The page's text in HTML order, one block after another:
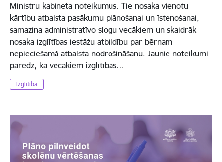
Ministru kabineta noteikumus. Tie nosaka vienotu
kārtību atbalsta pasākumu plānošanai un īstenošanai,
samazina administratīvo slogu vecākiem un skaidrāk
nosaka izglītības iestāžu atbildību par bērnam
nepieciešamā atbalsta nodrošināšanu. Jaunie noteikumi
paredz, ka vecākiem izglītības…
Izglītība